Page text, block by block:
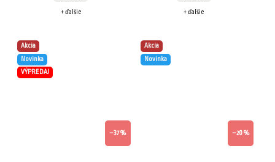
+ ďalšie + ďalšie
Akcia
Novinka
VÝPREDAJ
–37 %
Akcia
Novinka
–20 %